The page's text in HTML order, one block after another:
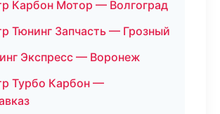
Карбон Мотор — Волгоград
Тюнинг Запчасть — Грозный
Экспресс — Воронеж
Турбо Карбон —